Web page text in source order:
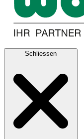
Schliessen